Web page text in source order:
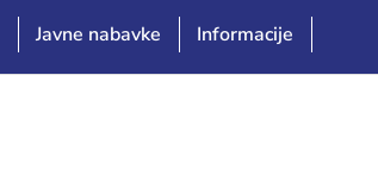
Javne nabavke Informacije